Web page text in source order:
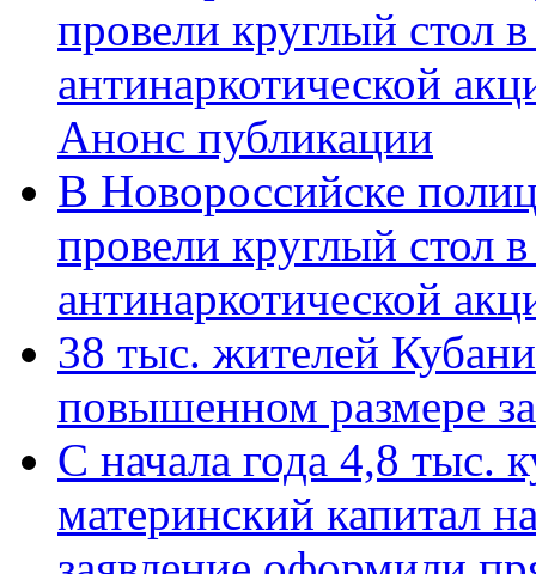
провели круглый стол
антинаркотической
Анонс публикации
В Новороссийске
провели круглый стол
антинаркотической
38 тыс. жителей
повышенном размере
С начала года 4,8 тыс.
материнский капитал